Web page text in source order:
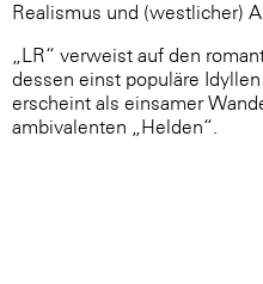
Realismus und (westlicher)
„LR“ verweist auf den
dessen einst populäre
erscheint als einsamer
ambivalenten „Helden“.